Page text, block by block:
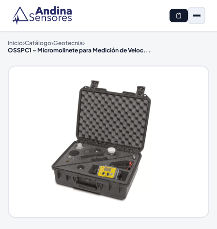
Inicio›Catálogo›Geotecnia›
OSSPC1 – Micromolinete para Medición de Veloc...